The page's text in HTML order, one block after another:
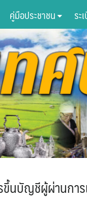
คู่มือประชาชน ระ
ขึ้นบัญชีผู้ผ่านกา